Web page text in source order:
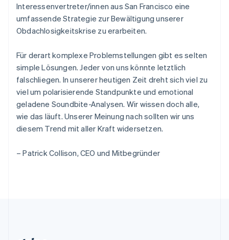
Interessenvertreter/innen aus San Francisco eine
umfassende Strategie zur Bewältigung unserer
Obdachlosigkeitskrise zu erarbeiten.
Für derart komplexe Problemstellungen gibt es selten
simple Lösungen. Jeder von uns könnte letztlich
falschliegen. In unserer heutigen Zeit dreht sich viel zu
viel um polarisierende Standpunkte und emotional
geladene Soundbite-Analysen. Wir wissen doch alle,
wie das läuft. Unserer Meinung nach sollten wir uns
diesem Trend mit aller Kraft widersetzen.
– Patrick Collison, CEO und Mitbegründer
Slowakei
English
Slowenien
Sonderverwaltungsregion Hongkong,
China
English简体中文
Spanien
EspañolEnglish
Thailand
ไทย English
Tschechische Republik
English
English